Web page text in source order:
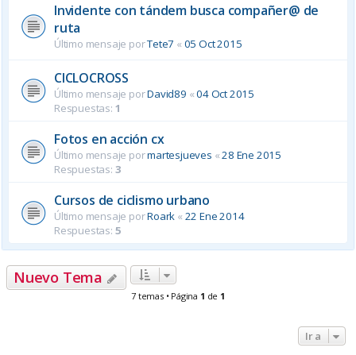
Invidente con tándem busca compañer@ de
ruta
Último mensaje porTete7 « 05 Oct 2015
CICLOCROSS
Último mensaje porDavid89 «04 Oct 2015
Respuestas: 1
Fotos en acción cx
Último mensaje pormartesjueves «28 Ene 2015
Respuestas: 3
Cursos de ciclismo urbano
Último mensaje porRoark « 22 Ene 2014
Respuestas: 5
Nuevo Tema
7 temas • Página 1 de 1
Ir a